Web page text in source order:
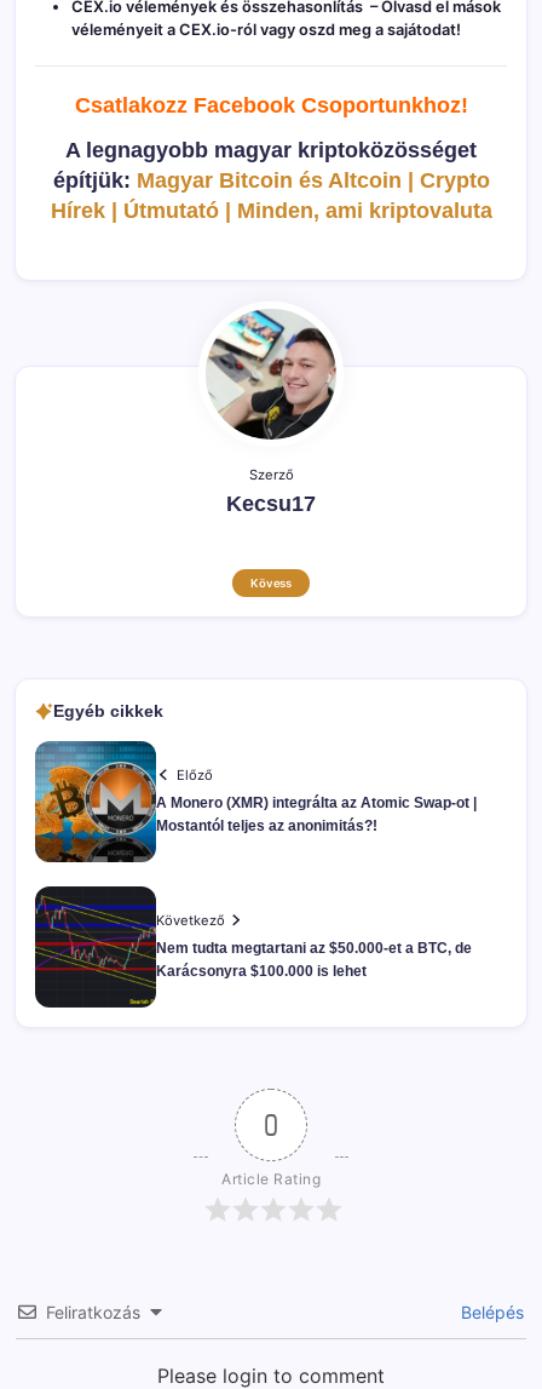
CEX.io vélemények és összehasonlítás – Olvasd el mások
véleményeit a CEX.io-ról vagy oszd meg a sajátodat!
Csatlakozz Facebook Csoportunkhoz!
A legnagyobb magyar kriptoközösséget
építjük: Magyar Bitcoin és Altcoin | Crypto
Hírek | Útmutató | Minden, ami kriptovaluta
Szerző
Kecsu17
Kövess
Egyéb cikkek
Előző
A Monero (XMR) integrálta az Atomic Swap-ot |
Mostantól teljes az anonimitás?!
Következő
Nem tudta megtartani az $50.000-et a BTC, de
Karácsonyra $100.000 is lehet
0
Article Rating
Feliratkozás Belépés
Please login to comment